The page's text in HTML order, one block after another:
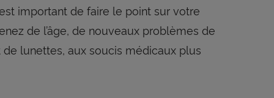
important de faire le point sur votre
de l’âge, de nouveaux problèmes de
lunettes, aux soucis médicaux plus